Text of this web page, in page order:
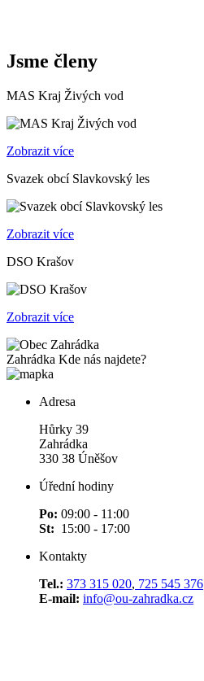
Jsme členy
MAS Kraj Živých vod
Zobrazit více
Svazek obcí Slavkovský les
Zobrazit více
DSO Krašov
Zobrazit více
Zahrádka Kde nás najdete?
Adresa
Hůrky 39
Zahrádka
330 38 Úněšov
Úřední hodiny
Po: 09:00 - 11:00
St: 15:00 - 17:00
Kontakty
Tel.: 373 315 020, 725 545 376
E-mail: info@ou-zahradka.cz